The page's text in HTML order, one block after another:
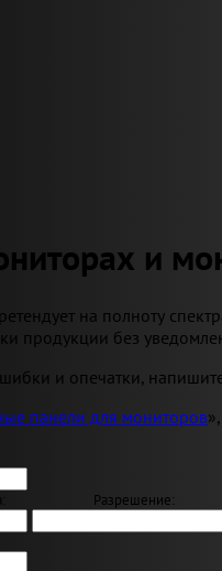
и
на полноту
продукции без
и опечатки,
панели для мониторов
Разрешение: